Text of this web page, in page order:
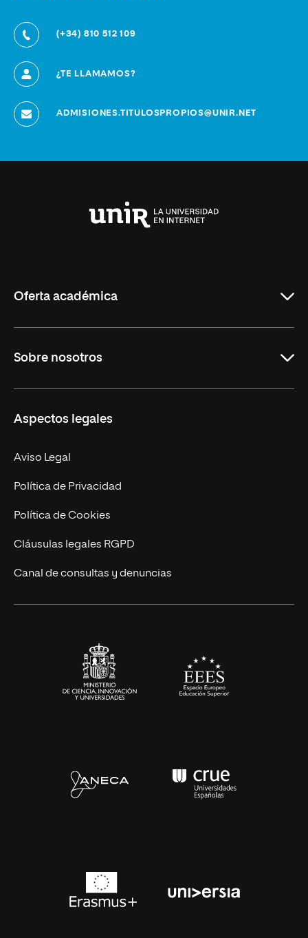
(+34) 810 512 109
¿TE LLAMAMOS?
ADMISIONES.TITULOSPROPIOS@UNIR.NET
Oferta académica
Másteres Oficiales
Doctorados
Experto Universitario
Postgrados
Cursos Universitarios
Sobre nosotros
Facultades
Nuestro Equipo
Trabaja en UNIR
Actualidad
UNIR Revista
Eventos
Aspectos legales
Aviso Legal
Política de Privacidad
Política de Cookies
Cláusulas legales RGPD
Canal de consultas y denuncias